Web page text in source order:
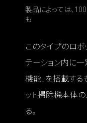
製品によっては、
も
このタイプのロ
テーション内に
機能」を搭載する
ット掃除機本体
る。